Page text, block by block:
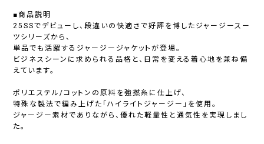
■商品説明
25SSでデビューし、段違いの快適さで好評を博したジャージースー
ツシリーズから、
単品でも活躍するジャージージャケットが登場。
ビジネスシーンに求められる品格と、日常を変える着心地を兼ね備
えています。
ポリエステル/コットンの原料を強撚糸に仕上げ、
特殊な製法で編み上げた「ハイライトジャージー」を使用。
ジャージー素材でありながら、優れた軽量性と通気性を実現しまし
た。